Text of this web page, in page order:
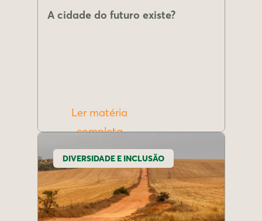
A cidade do futuro existe?
Ler matéria
completa
DIVERSIDADE E INCLUSÃO